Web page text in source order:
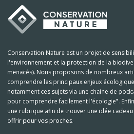
Conservation Nature est un projet de
l'environnement et la protection de la
menacés). Nous proposons de nombreux
comprendre les principaux enjeux
notamment ces sujets via une chaine de
pour comprendre facilement l'écologie".
une rubrique afin de trouver une idée
offrir pour vos proches.